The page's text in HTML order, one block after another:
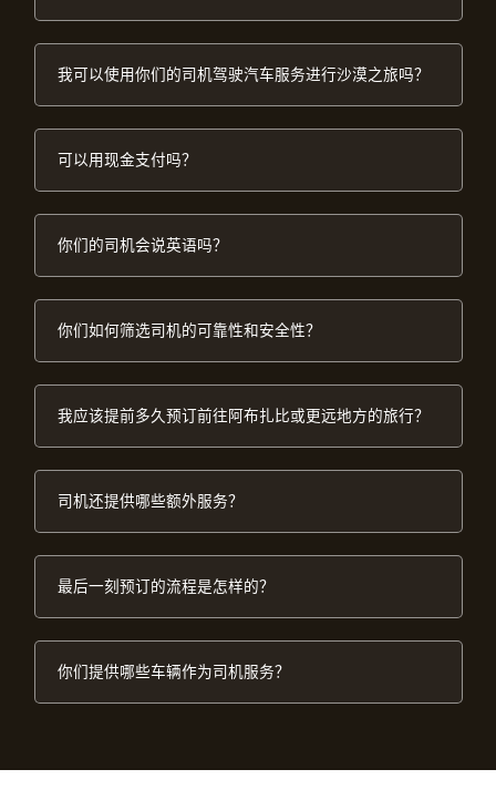
我可以使用你们的司机驾驶汽车服务进行沙漠之旅吗？
可以用现金支付吗？
你们的司机会说英语吗？
你们如何筛选司机的可靠性和安全性？
我应该提前多久预订前往阿布扎比或更远地方的旅行？
司机还提供哪些额外服务？
最后一刻预订的流程是怎样的？
你们提供哪些车辆作为司机服务？